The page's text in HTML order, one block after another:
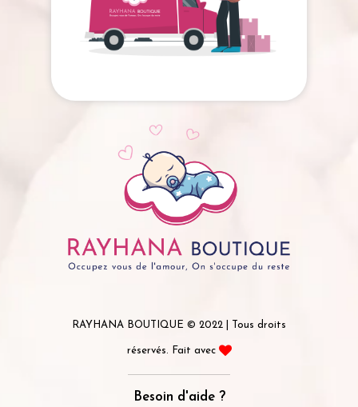
RAYHANA BOUTIQUE © 2022 | Tous droits
réservés. Fait avec
Besoin d'aide ?